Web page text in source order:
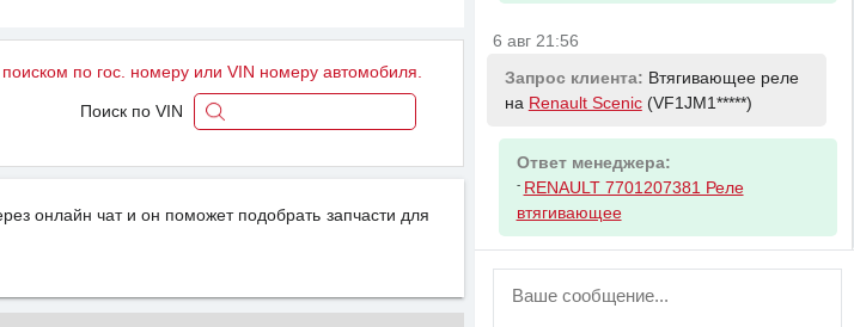
поиском по гос. номеру или VIN номеру автомобиля.
Поиск по VIN
онлайн чат и он поможет подобрать запчасти для
6 авг 21:56
Запрос клиента: Втягивающее реле
на Renault Scenic(VF1JM1*****)
Ответ менеджера:
- RENAULT 7701207381 Реле
втягивающее
ВНИМАНИЕ!